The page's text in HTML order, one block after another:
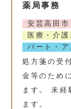
薬局事務
安芸高田市
医療・介護
パート・ア
処方箋の受
金等のため
ます。 未経
ます。